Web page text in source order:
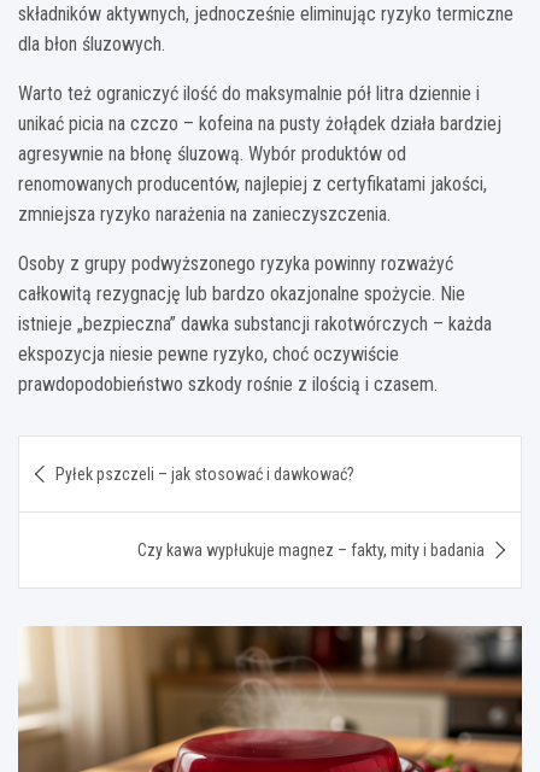
składników aktywnych, jednocześnie eliminując ryzyko termiczne
dla błon śluzowych.
Warto też ograniczyć ilość do maksymalnie pół litra dziennie i
unikać picia na czczo – kofeina na pusty żołądek działa bardziej
agresywnie na błonę śluzową. Wybór produktów od
renomowanych producentów, najlepiej z certyfikatami jakości,
zmniejsza ryzyko narażenia na zanieczyszczenia.
Osoby z grupy podwyższonego ryzyka powinny rozważyć
całkowitą rezygnację lub bardzo okazjonalne spożycie. Nie
istnieje „bezpieczna” dawka substancji rakotwórczych – każda
ekspozycja niesie pewne ryzyko, choć oczywiście
prawdopodobieństwo szkody rośnie z ilością i czasem.
wpisu
Pyłek pszczeli – jak stosować i dawkować?
Czy kawa wypłukuje magnez – fakty, mity i badania